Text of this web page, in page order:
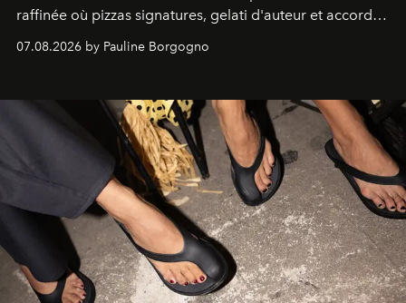
raffinée où pizzas signatures, gelati d'auteur et accords
d'exception composent un véritable voyage sensoriel.
07.08.2026 by Pauline Borgogno